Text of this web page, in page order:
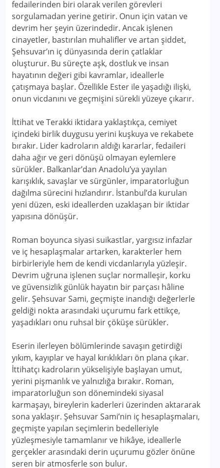
fedailerinden biri olarak verilen görevleri
sorgulamadan yerine getirir. Onun için vatan ve
devrim her şeyin üzerindedir. Ancak işlenen
cinayetler, bastırılan muhalifler ve artan şiddet,
Şehsuvar’ın iç dünyasında derin çatlaklar
oluşturur. Bu süreçte aşk, dostluk ve insan
hayatının değeri gibi kavramlar, ideallerle
çatışmaya başlar. Özellikle Ester ile yaşadığı ilişki,
onun vicdanını ve geçmişini sürekli yüzeye çıkarır.
İttihat ve Terakki iktidara yaklaştıkça, cemiyet
içindeki birlik duygusu yerini kuşkuya ve rekabete
bırakır. Lider kadroların aldığı kararlar, fedaileri
daha ağır ve geri dönüşü olmayan eylemlere
sürükler. Balkanlar’dan Anadolu’ya yayılan
karışıklık, savaşlar ve sürgünler, imparatorluğun
dağılma sürecini hızlandırır. İstanbul’da kurulan
yeni düzen, eski ideallerden uzaklaşan bir iktidar
yapısına dönüşür.
Roman boyunca siyasi suikastlar, yargısız infazlar
ve iç hesaplaşmalar artarken, karakterler hem
birbirleriyle hem de kendi vicdanlarıyla yüzleşir.
Devrim uğruna işlenen suçlar normalleşir, korku
ve güvensizlik günlük hayatın bir parçası hâline
gelir. Şehsuvar Sami, geçmişte inandığı değerlerle
geldiği nokta arasındaki uçurumu fark ettikçe,
yaşadıkları onu ruhsal bir çöküşe sürükler.
Eserin ilerleyen bölümlerinde savaşın getirdiği
yıkım, kayıplar ve hayal kırıklıkları ön plana çıkar.
İttihatçı kadroların yükselişiyle başlayan umut,
yerini pişmanlık ve yalnızlığa bırakır. Roman,
imparatorluğun son dönemindeki siyasal
karmaşayı, bireylerin kaderleri üzerinden aktararak
sona yaklaşır. Şehsuvar Sami’nin iç hesaplaşmaları,
geçmişte yapılan seçimlerin bedelleriyle
yüzleşmesiyle tamamlanır ve hikâye, ideallerle
gerçekler arasındaki derin uçurumu gözler önüne
seren bir atmosferle son bulur.